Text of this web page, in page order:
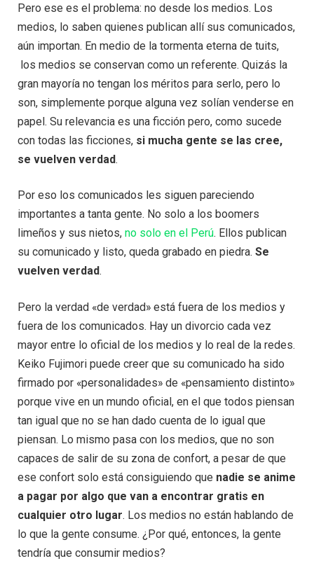
Pero ese es el problema: no desde los medios. Los
medios, lo saben quienes publican allí sus comunicados,
aún importan. En medio de la tormenta eterna de tuits,
los medios se conservan como un referente. Quizás la
gran mayoría no tengan los méritos para serlo, pero lo
son, simplemente porque alguna vez solían venderse en
papel. Su relevancia es una ficción pero, como sucede
con todas las ficciones, si mucha gente se las cree,
se vuelven verdad.
Por eso los comunicados les siguen pareciendo
importantes a tanta gente. No solo a los boomers
limeños y sus nietos, no solo en el Perú. Ellos publican
su comunicado y listo, queda grabado en piedra. Se
vuelven verdad.
Pero la verdad «de verdad» está fuera de los medios y
fuera de los comunicados. Hay un divorcio cada vez
mayor entre lo oficial de los medios y lo real de la redes.
Keiko Fujimori puede creer que su comunicado ha sido
firmado por «personalidades» de «pensamiento distinto»
porque vive en un mundo oficial, en el que todos piensan
tan igual que no se han dado cuenta de lo igual que
piensan. Lo mismo pasa con los medios, que no son
capaces de salir de su zona de confort, a pesar de que
ese confort solo está consiguiendo que nadie se anime
a pagar por algo que van a encontrar gratis en
cualquier otro lugar. Los medios no están hablando de
lo que la gente consume. ¿Por qué, entonces, la gente
tendría que consumir medios?